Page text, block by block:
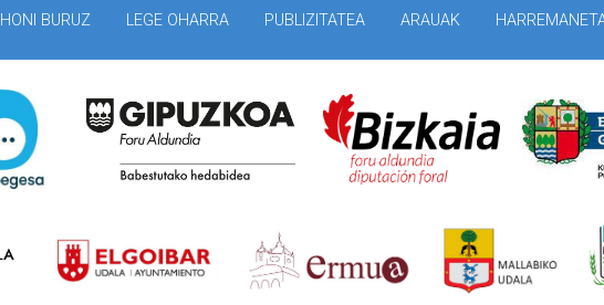
HONI BURUZ LEGE OHARRA PUBLIZITATEA ARAUAK